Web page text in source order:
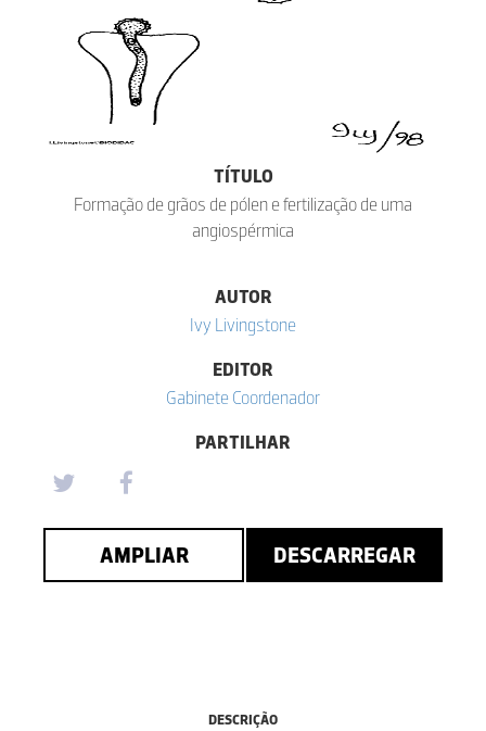
TÍTULO
Formação de grãos de pólen e fertilização de uma
angiospérmica
AUTOR
Ivy Livingstone
EDITOR
Gabinete Coordenador
PARTILHAR
AMPLIAR DESCARREGAR
DESCRIÇÃO